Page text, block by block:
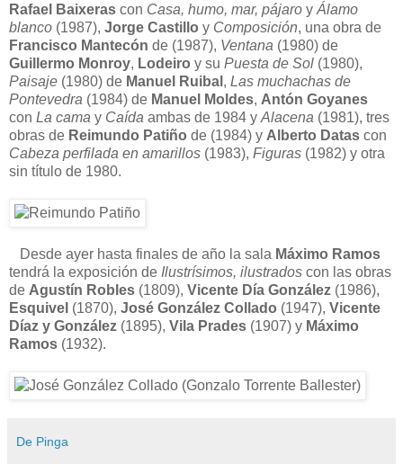
Rafael Baixeras con Casa, humo, mar, pájaro y Álamo
blanco (1987), Jorge Castillo y Composición, una obra de
Francisco Mantecón de (1987), Ventana (1980) de
Guillermo Monroy, Lodeiro y su Puesta de Sol (1980),
Paisaje (1980) de Manuel Ruibal , Las muchachas de
Pontevedra (1984) de Manuel Moldes, Antón Goyanes
con La cama y Caída ambas de 1984 y Alacena (1981), tres
obras de Reimundo Patiño de (1984) y Alberto Datas con
Cabeza perfilada en amarillos (1983), Figuras (1982) y otra
sin título de 1980.
Desde ayer hasta finales de año la sala Máximo Ramos
tendrá la exposición de Ilustrísimos, ilustrados con las obras
de Agustín Robles (1809), Vicente Día González (1986),
Esquivel (1870), José González Collado (1947), Vicente
Díaz y González (1895), Vila Prades (1907) y Máximo
Ramos (1932).
De Pinga